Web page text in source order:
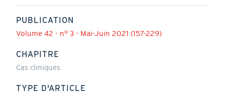
PUBLICATION
Volume 42 - n° 3 - Mai-Juin 2021 (157-229)
CHAPITRE
Cas cliniques
TYPE D'ARTICLE